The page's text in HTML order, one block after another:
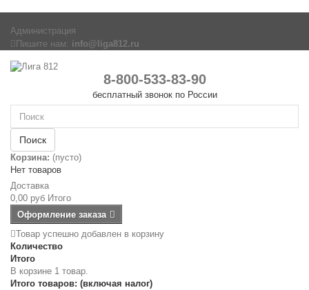
Администрация
Пишите нам: info@liga812.ru
8-800-533-83-90
бесплатный звонок по России
Поиск
Корзина: (пусто)
Нет товаров
Доставка
0,00 руб Итого
Оформление заказа
Товар успешно добавлен в корзину
Количество
Итого
В корзине 1 товар.
Итого товаров: (включая налог)